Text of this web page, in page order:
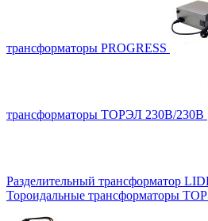
трансформаторы PROGRESS
трансформаторы ТОРЭЛ 230В/230В
Разделительный трансформатор
Тороидальные трансформаторы